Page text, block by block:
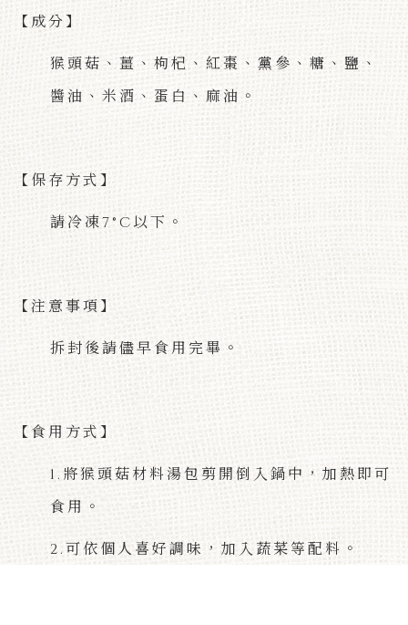
【成分】
猴頭菇、薑、枸杞、紅棗、黨參、糖、鹽、
醬油、米酒、蛋白、麻油。
【保存方式】
請冷凍7°C以下。
【注意事項】
拆封後請儘早食用完畢。
【食用方式】
1.將猴頭菇材料湯包剪開倒入鍋中，加熱即可
食用。
2.可依個人喜好調味，加入蔬菜等配料。